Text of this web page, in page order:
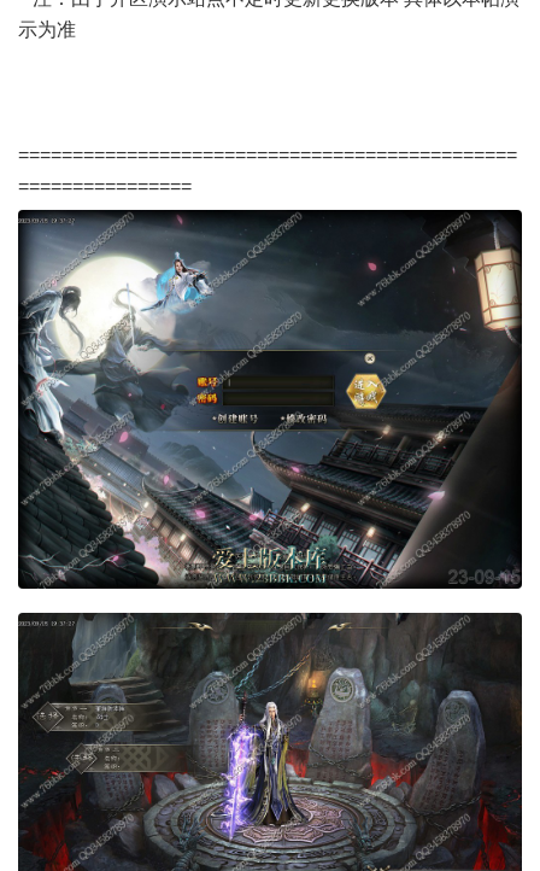
示为准
==============================================
================